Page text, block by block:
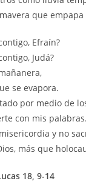
que empapa
Efraín?
Judá?
se evapora.
por medio de
con mis palabras.
y no
más que
18, 9-14